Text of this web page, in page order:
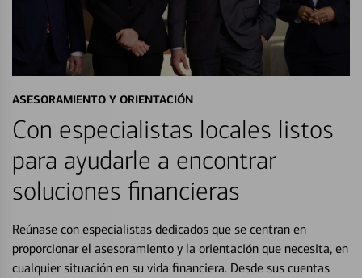
ASESORAMIENTO Y ORIENTACIÓN
Con especialistas locales listos
para ayudarle a encontrar
soluciones financieras
Reúnase con especialistas dedicados que se centran en
proporcionar el asesoramiento y la orientación que necesita, en
cualquier situación en su vida financiera. Desde sus cuentas